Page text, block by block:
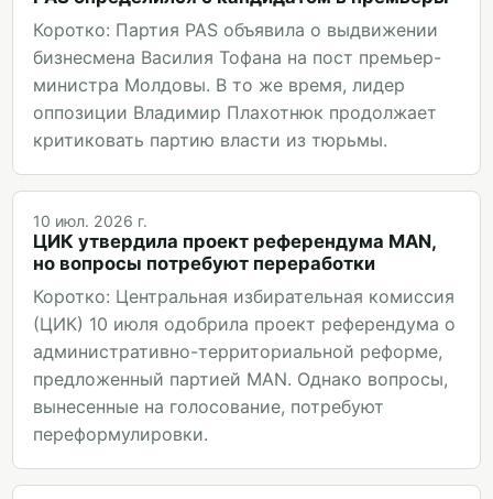
Коротко: Партия PAS объявила о выдвижении
бизнесмена Василия Тофана на пост премьер-
министра Молдовы. В то же время, лидер
оппозиции Владимир Плахотнюк продолжает
критиковать партию власти из тюрьмы.
10 июл. 2026 г.
ЦИК утвердила проект референдума MAN,
но вопросы потребуют переработки
Коротко: Центральная избирательная комиссия
(ЦИК) 10 июля одобрила проект референдума о
административно-территориальной реформе,
предложенный партией MAN. Однако вопросы,
вынесенные на голосование, потребуют
переформулировки.